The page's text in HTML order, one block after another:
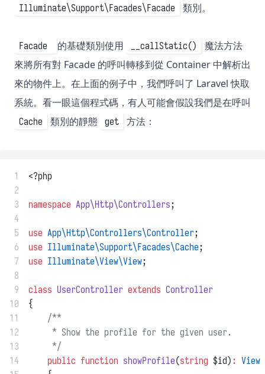
Illuminate\Support\Facades\Facade 類別。
Facade 的基礎類別使用 __callStatic()
魔法方法
來將所有對 Facade 的呼叫轉移到從 Container 中解析出
來的物件上。在上面的例子中，我們呼叫了 Laravel 快取
系統。看一眼這個程式碼，有人可能會假設我們是在呼叫
Cache 類別的靜態 get 方法：
1
<?php
2
3
namespace App\Http\Controllers;
4
5
use App\Http\Controllers\Controller;
6
use Illuminate\Support\Facades\Cache;
7
use Illuminate\View\View;
8
9
class UserController extends Controller
10
{
11
/**
12
     * Show the profile for the given user.
13
     */
14
public function showProfile(string $id) : View